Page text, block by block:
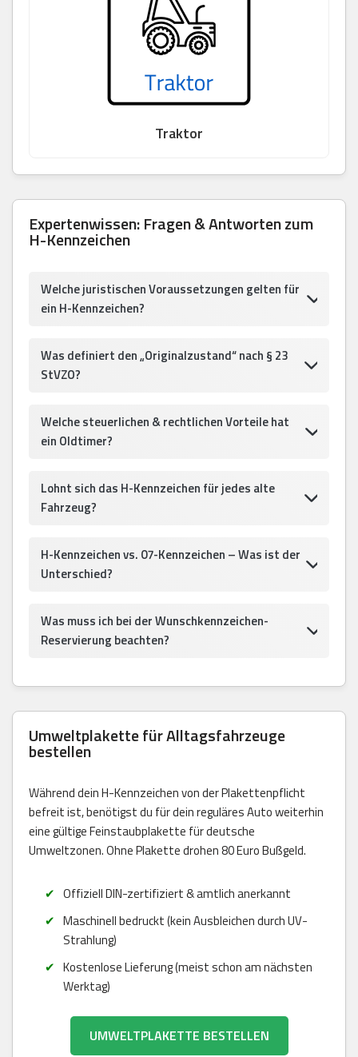
Traktor
Expertenwissen: Fragen & Antworten zum
H-Kennzeichen
Welche juristischen Voraussetzungen gelten für
ein H-Kennzeichen?
Was definiert den „Originalzustand“ nach § 23
StVZO?
Welche steuerlichen & rechtlichen Vorteile hat
ein Oldtimer?
Lohnt sich das H-Kennzeichen für jedes alte
Fahrzeug?
H-Kennzeichen vs. 07-Kennzeichen – Was ist der
Unterschied?
Was muss ich bei der Wunschkennzeichen-
Reservierung beachten?
Umweltplakette für Alltagsfahrzeuge
bestellen
Während dein H-Kennzeichen von der Plakettenpflicht
befreit ist, benötigst du für dein reguläres Auto weiterhin
eine gültige Feinstaubplakette für deutsche
Umweltzonen. Ohne Plakette drohen 80 Euro Bußgeld.
Offiziell DIN-zertifiziert & amtlich anerkannt
Maschinell bedruckt (kein Ausbleichen durch UV-
Strahlung)
Kostenlose Lieferung (meist schon am nächsten
Werktag)
UMWELTPLAKETTE BESTELLEN